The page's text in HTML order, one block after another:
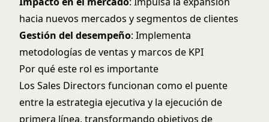
hacia nuevos mercados y segmentos de clientes
Gestión del desempeño: Implementa
metodologías de ventas y marcos de KPI
Por qué este rol es importante
Los Sales Directors funcionan como el puente
entre la estrategia ejecutiva y la ejecución de
primera línea, transformando objetivos de